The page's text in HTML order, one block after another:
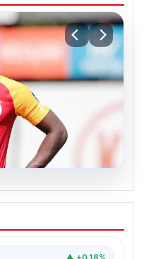
yeni